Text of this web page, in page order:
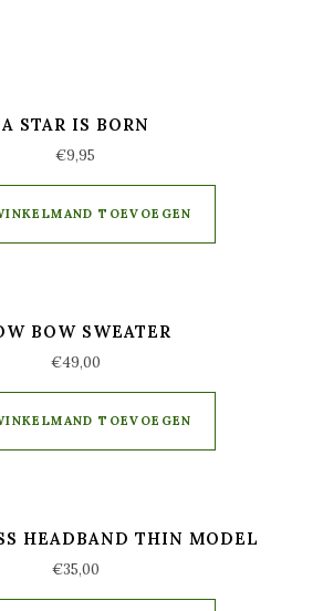
A STAR IS BORN
€9,95
TOEVOEGEN
BOW SWEATER
€49,00
TOEVOEGEN
HEADBAND THIN MODEL
€35,00